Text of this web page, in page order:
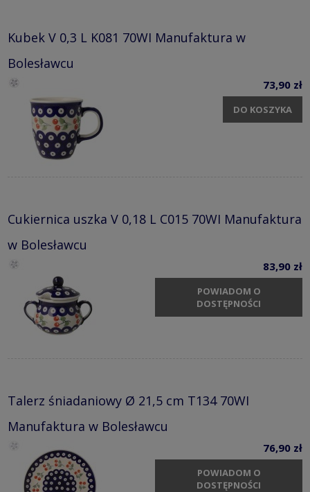
Kubek V 0,3 L K081 70WI Manufaktura w
Bolesławcu
73,90 zł
DO KOSZYKA
Cukiernica uszka V 0,18 L C015 70WI Manufaktura
w Bolesławcu
83,90 zł
POWIADOM O
DOSTĘPNOŚCI
Talerz śniadaniowy Ø 21,5 cm T134 70WI
Manufaktura w Bolesławcu
76,90 zł
POWIADOM O
DOSTĘPNOŚCI